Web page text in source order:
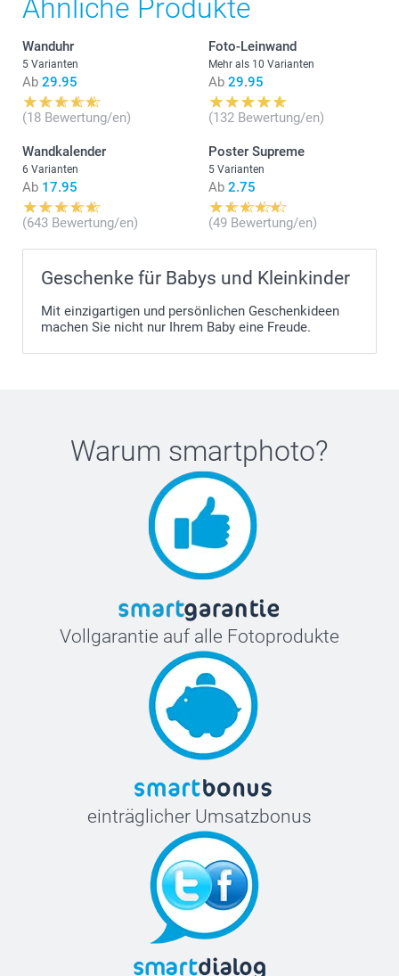
Ähnliche Produkte
Wanduhr
5 Varianten
Ab 29.95
(18 Bewertung/en)
Foto-Leinwand
Mehr als 10 Varianten
Ab 29.95
(132 Bewertung/en)
Wandkalender
6 Varianten
Ab 17.95
(643 Bewertung/en)
Poster Supreme
5 Varianten
Ab 2.75
(49 Bewertung/en)
Geschenke für Babys und Kleinkinder
Mit einzigartigen und persönlichen Geschenkideen
machen Sie nicht nur Ihrem Baby eine Freude.
Warum smartphoto?
Vollgarantie auf alle Fotoprodukte
einträglicher Umsatzbonus